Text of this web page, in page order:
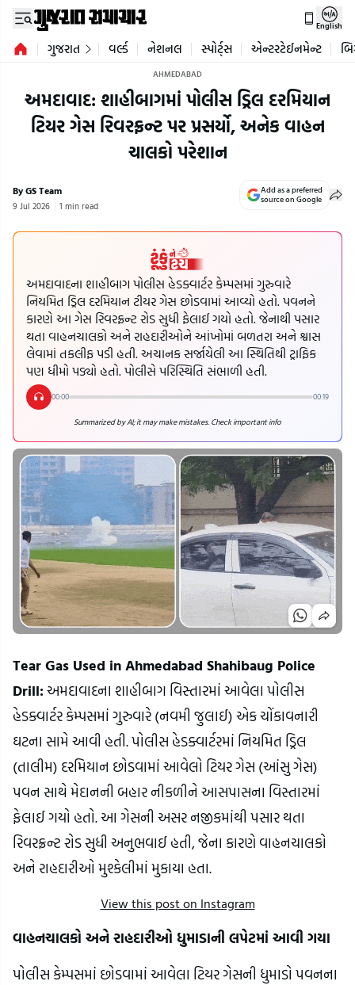
English
ગુજરાત વર્લ્ડ નેશનલ સ્પોર્ટ્સ એન્ટરટેઈનમેન્ટ
AHMEDABAD
અમદાવાદ: શાહીબાગમાં પોલીસ ડ્રિલ દરમિયાન
ટિયર ગેસ રિવરફ્રન્ટ પર પ્રસર્યો, અનેક વાહન
ચાલકો પરેશાન
By GS Team
9 Jul 2026 1 min read
Add as a preferred
source on Google
અમદાવાદના શાહીબાગ પોલીસ હેડક્વાર્ટર કેમ્પસમાં ગુરુવારે
નિયમિત ડ્રિલ દરમિયાન ટીયર ગેસ છોડવામાં આવ્યો હતો. પવનને
કારણે આ ગેસ રિવરફ્રન્ટ રોડ સુધી ફેલાઈ ગયો હતો. જેનાથી પસાર
થતા વાહનચાલકો અને રાહદારીઓને આંખોમાં બળતરા અને શ્વાસ
લેવામાં તકલીફ પડી હતી. અચાનક સર્જાયેલી આ સ્થિતિથી ટ્રાફિક
પણ ધીમો પડ્યો હતો. પોલીસે પરિસ્થિતિ સંભાળી હતી.
00:00 00:19
Summarized by AI; it may make mistakes. Check important info
Tear Gas Used in Ahmedabad Shahibaug Police
Drill: અમદાવાદના શાહીબાગ વિસ્તારમાં આવેલા પોલીસ
હેડક્વાર્ટર કેમ્પસમાં ગુરુવારે (નવમી જુલાઈ) એક ચોંકાવનારી
ઘટના સામે આવી હતી. પોલીસ હેડક્વાર્ટરમાં નિયમિત ડ્રિલ
(તાલીમ) દરમિયાન છોડવામાં આવેલો ટિયર ગેસ (આંસુ ગેસ)
પવન સાથે મેદાનની બહાર નીકળીને આસપાસના વિસ્તારમાં
ફેલાઈ ગયો હતો. આ ગેસની અસર નજીકમાંથી પસાર થતા
રિવરફ્રન્ટ રોડ સુધી અનુભવાઈ હતી, જેના કારણે વાહનચાલકો
અને રાહદારીઓ મુશ્કેલીમાં મુકાયા હતા.
View this post on Instagram
વાહનચાલકો અને રાહદારીઓ ધુમાડાની લપેટમાં આવી ગયા
પોલીસ કેમ્પસમાં છોડવામાં આવેલા ટિયર ગેસની ધુમાડો પવનના